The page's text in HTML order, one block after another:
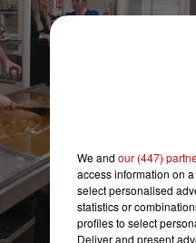
We and our (447)
access information on
select personalised
statistics or
profiles to select
Deliver and present